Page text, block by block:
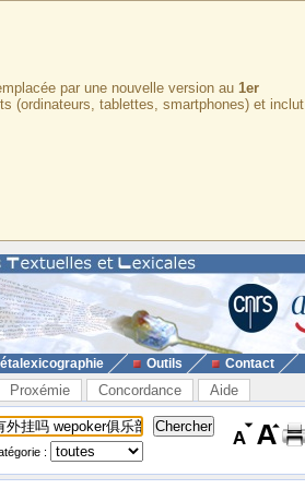
par une nouvelle version au 1er
(ordinateurs, tablettes, smartphones) et inclut
Outils Contact
Proxémie Concordance Aide
: